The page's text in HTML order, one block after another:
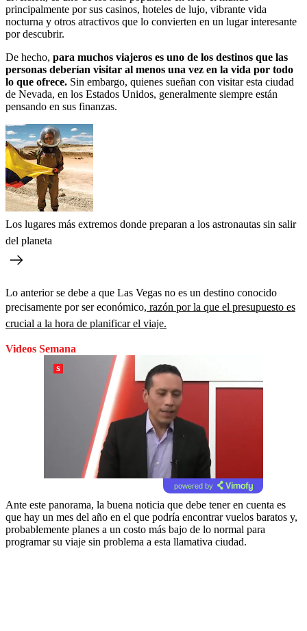
principalmente por sus casinos, hoteles de lujo, vibrante vida
nocturna y otros atractivos que lo convierten en un lugar interesante
por descubrir.
De hecho, para muchos viajeros es uno de los destinos que las
personas deberían visitar al menos una vez en la vida por todo
lo que ofrece. Sin embargo, quienes sueñan con visitar esta ciudad
de Nevada, en los Estados Unidos, generalmente siempre están
pensando en sus finanzas.
Los lugares más extremos donde preparan a los astronautas sin salir
del planeta
Lo anterior se debe a que Las Vegas no es un destino conocido
precisamente por ser económico, razón por la que el presupuesto es
crucial a la hora de planificar el viaje.
Videos Semana
powered by
Ante este panorama, la buena noticia que debe tener en cuenta es
que hay un mes del año en el que podría encontrar vuelos baratos y,
probablemente planes a un costo más bajo de lo normal para
programar su viaje sin problema a esta llamativa ciudad.